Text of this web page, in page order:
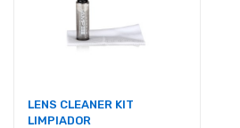
LENS CLEANER KIT
LIMPIADOR